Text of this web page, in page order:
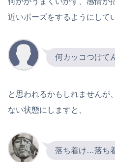
近いポーズをするようにして
何カッコつけて
と思われるかもしれませんが
ない状態にしますと、
落ち着け…落ち